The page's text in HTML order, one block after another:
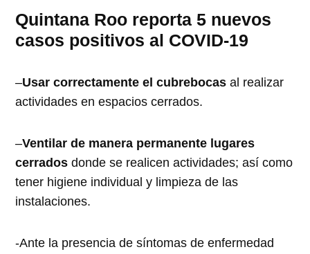
Quintana Roo reporta 5 nuevos
casos positivos al COVID-19
–Usar correctamente el cubrebocas al realizar
actividades en espacios cerrados.
–Ventilar de manera permanente lugares
cerrados donde se realicen actividades; así como
tener higiene individual y limpieza de las
instalaciones.
-Ante la presencia de síntomas de enfermedad